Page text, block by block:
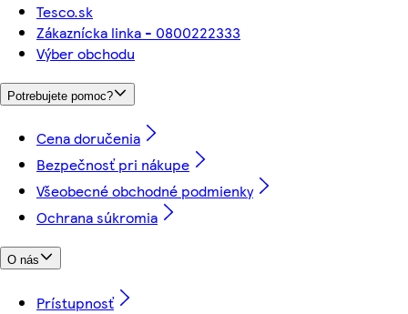
Tesco.sk
Zákaznícka linka - 0800222333
Výber obchodu
Potrebujete pomoc?
Cena doručenia
Bezpečnosť pri nákupe
Všeobecné obchodné podmienky
Ochrana súkromia
O nás
Prístupnosť